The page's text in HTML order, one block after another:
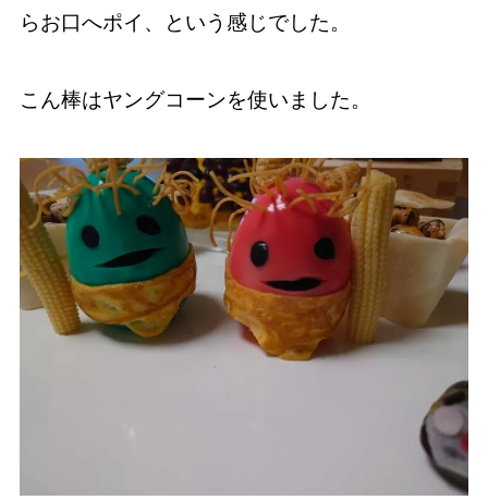
らお口へポイ、という感じでした。
こん棒はヤングコーンを使いました。